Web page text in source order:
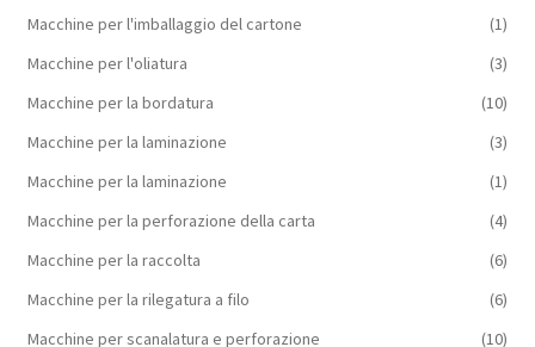
Macchine per l'imballaggio del cartone
(1)
Macchine per l'oliatura
(3)
Macchine per la bordatura
(10)
Macchine per la laminazione
(3)
Macchine per la laminazione
(1)
Macchine per la perforazione della carta
(4)
Macchine per la raccolta
(6)
Macchine per la rilegatura a filo
(6)
Macchine per scanalatura e perforazione
(10)